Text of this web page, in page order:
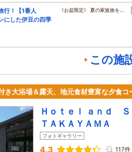
行！【1番人
にした伊豆の四季
《お盆限定》 夏の家族旅を…
この施
き大浴場＆露天、地元食材豊富な夕食コ
Ｈｏｔｅｌ ａｎｄ
ＴＡＫＡＹＡＭＡ
フォトギャラリー
4.3 117件